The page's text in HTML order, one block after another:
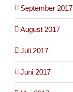
September 2017
August 2017
Juli 2017
Juni 2017